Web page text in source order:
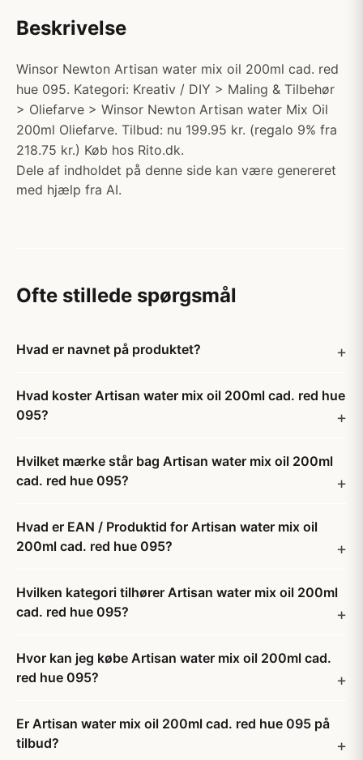
Beskrivelse
Winsor Newton Artisan water mix oil 200ml cad. red
hue 095. Kategori: Kreativ / DIY > Maling & Tilbehør
> Oliefarve > Winsor Newton Artisan water Mix Oil
200ml Oliefarve. Tilbud: nu 199.95 kr. (regalo 9% fra
218.75 kr.) Køb hos Rito.dk.
Dele af indholdet på denne side kan være genereret
med hjælp fra AI.
Ofte stillede spørgsmål
Hvad er navnet på produktet?
Hvad koster Artisan water mix oil 200ml cad. red hue
095?
Hvilket mærke står bag Artisan water mix oil 200ml
cad. red hue 095?
Hvad er EAN / Produktid for Artisan water mix oil
200ml cad. red hue 095?
Hvilken kategori tilhører Artisan water mix oil 200ml
cad. red hue 095?
Hvor kan jeg købe Artisan water mix oil 200ml cad.
red hue 095?
Er Artisan water mix oil 200ml cad. red hue 095 på
tilbud?